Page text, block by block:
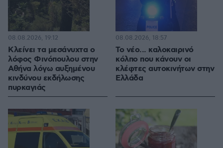
Κλείνει τα μεσάνυχτα ο
λόφος Φινόπουλου στην
Αθήνα λόγω αυξημένου
κινδύνου εκδήλωσης
πυρκαγιάς
08.08.2026, 19:12
Το νέο... καλοκαιρινό
κόλπο που κάνουν οι
κλέφτες αυτοκινήτων στην
Ελλάδα
08.08.2026, 18:57